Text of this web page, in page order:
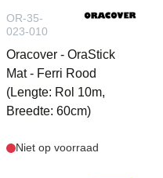
OR-35-
023-010
Oracover - OraStick
Mat - Ferri Rood
(Lengte: Rol 10m,
Breedte: 60cm)
Niet op voorraad